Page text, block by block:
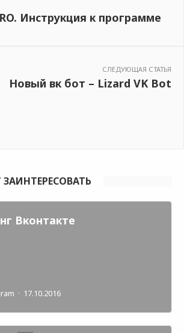
Инструкция к программе
СЛЕДУЮЩАЯ СТАТЬЯ
Новый вк бот – Lizard VK Bot
Вконтакте
· 17.10.2016